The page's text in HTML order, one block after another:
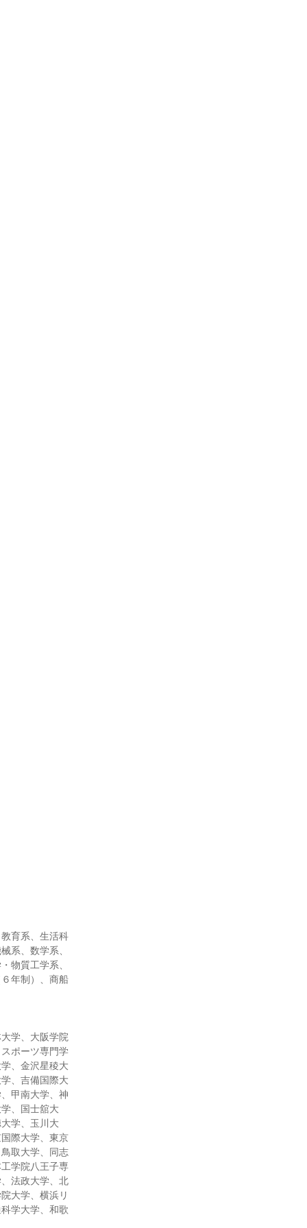
育系、生活科
系、数学系、
物質工学系、
年制）、商船
学、大阪学院
ポーツ専門学
、金沢星稜大
、吉備国際大
甲南大学、神
、国士舘大
学、玉川大
際大学、東京
取大学、同志
学院八王子専
法政大学、北
大学、横浜リ
学大学、和歌